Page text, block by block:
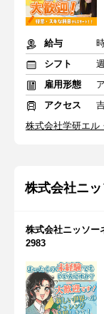
給与
シフト
雇用形態
アクセス
株式会社学研エル
株式会社ニ
株式会社ニッソー
2983